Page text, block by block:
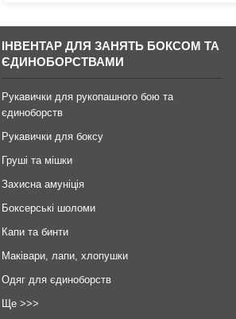
ІНВЕНТАР ДЛЯ ЗАНЯТЬ БОКСОМ ТА
ЄДИНОБОРСТВАМИ
Рукавички для рукопашного бою та
єдиноборств
Рукавички для боксу
Груші та мішки
Захисна амуніція
Боксерські шоломи
Капи та бинти
Маківари, лапи, хлопушки
Одяг для єдиноборств
Ще >>>